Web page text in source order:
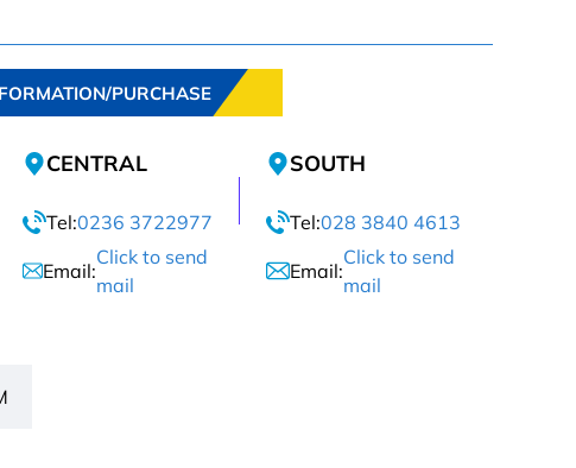
PURCHASE
CENTRAL
Tel:0236 3722977
Email:
Click to send
mail
SOUTH
Tel:028 3840 4613
Email:
Click to send
mail